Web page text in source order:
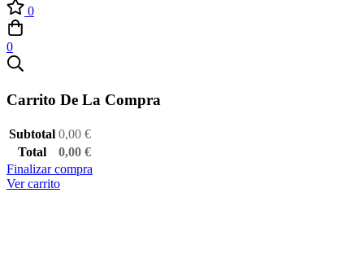
0
0
Carrito De La Compra
Subtotal 0,00 €
Total
0,00 €
Finalizar compra
Ver carrito